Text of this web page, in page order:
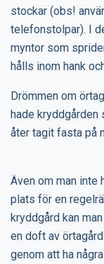
stockar (obs!
telefonstolpar). I
myntor som
hålls inom hank
Drömmen om
hade kryddgården
åter tagit fasta på
Även om man inte
plats för en
kryddgård kan
en doft av
genom att ha